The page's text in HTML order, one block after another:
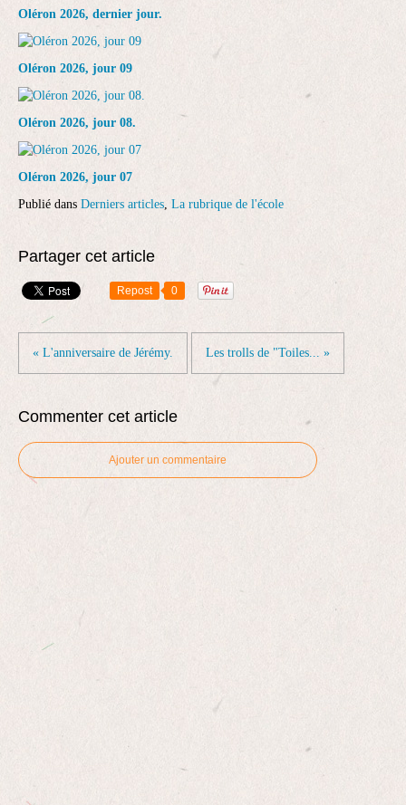
Oléron 2026, dernier jour.
Oléron 2026, jour 09
Oléron 2026, jour 08.
Oléron 2026, jour 07
Publié dans Derniers articles, La rubrique de l'école
Partager cet article
Repost 0
« L'anniversaire de Jérémy. Les trolls de "Toiles... »
Commenter cet article
Ajouter un commentaire